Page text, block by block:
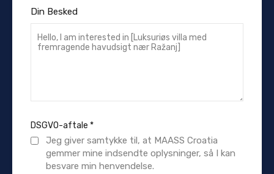
Din Besked
DSGVO-aftale *
Jeg giver samtykke til, at MAASS Croatia
gemmer mine indsendte oplysninger, så I kan
besvare min henvendelse.